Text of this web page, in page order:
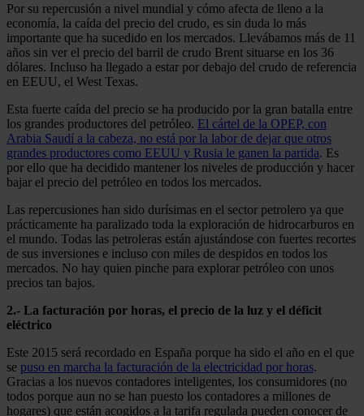
Por su repercusión a nivel mundial y cómo afecta de lleno a la
economía, la caída del precio del crudo, es sin duda lo más
importante que ha sucedido en los mercados. Llevábamos más de 11
años sin ver el precio del barril de crudo Brent situarse en los 36
dólares. Incluso ha llegado a estar por debajo del crudo de referencia
en EEUU, el West Texas.
Esta fuerte caída del precio se ha producido por la gran batalla entre
los grandes productores del petróleo. El cártel de la OPEP, con
Arabia Saudí a la cabeza, no está por la labor de dejar que otros
grandes productores como EEUU y Rusia le ganen la partida. Es
por ello que ha decidido mantener los niveles de producción y hacer
bajar el precio del petróleo en todos los mercados.
Las repercusiones han sido durísimas en el sector petrolero ya que
prácticamente ha paralizado toda la exploración de hidrocarburos en
el mundo. Todas las petroleras están ajustándose con fuertes recortes
de sus inversiones e incluso con miles de despidos en todos los
mercados. No hay quien pinche para explorar petróleo con unos
precios tan bajos.
2.- La facturación por horas, el precio de la luz y el déficit
eléctrico
Este 2015 será recordado en España porque ha sido el año en el que
se puso en marcha la facturación de la electricidad por horas.
Gracias a los nuevos contadores inteligentes, los consumidores (no
todos porque aun no se han puesto los contadores a millones de
hogares) que están acogidos a la tarifa regulada pueden conocer de